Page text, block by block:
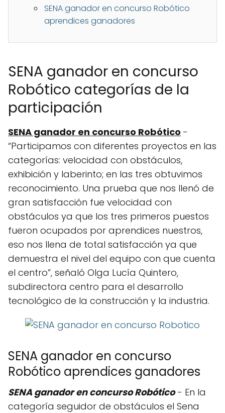
SENA ganador en concurso Robótico
aprendices ganadores
SENA ganador en concurso
Robótico categorías de la
participación
SENA ganador en concurso Robótico -
“Participamos con diferentes proyectos en las
categorías: velocidad con obstáculos,
exhibición y laberinto; en las tres obtuvimos
reconocimiento. Una prueba que nos llenó de
gran satisfacción fue velocidad con
obstáculos ya que los tres primeros puestos
fueron ocupados por aprendices nuestros,
eso nos llena de total satisfacción ya que
demuestra el nivel del equipo con que cuenta
el centro”, señaló Olga Lucía Quintero,
subdirectora centro para el desarrollo
tecnológico de la construcción y la industria.
SENA ganador en concurso
Robótico aprendices ganadores
SENA ganador en concurso Robótico- En la
categoría seguidor de obstáculos el Sena